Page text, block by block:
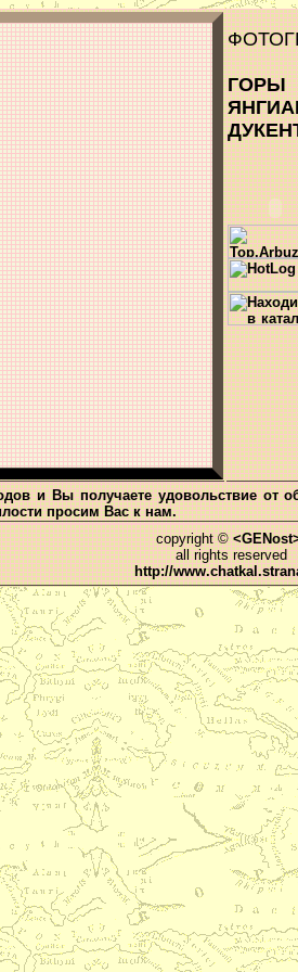
ГОРЫ
и Вы получаете удовольствие
просим Вас к нам.
copyright ©
all rights reserved
http://